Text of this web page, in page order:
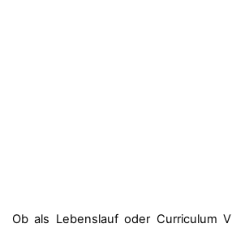
Ob als Lebenslauf oder Curriculum